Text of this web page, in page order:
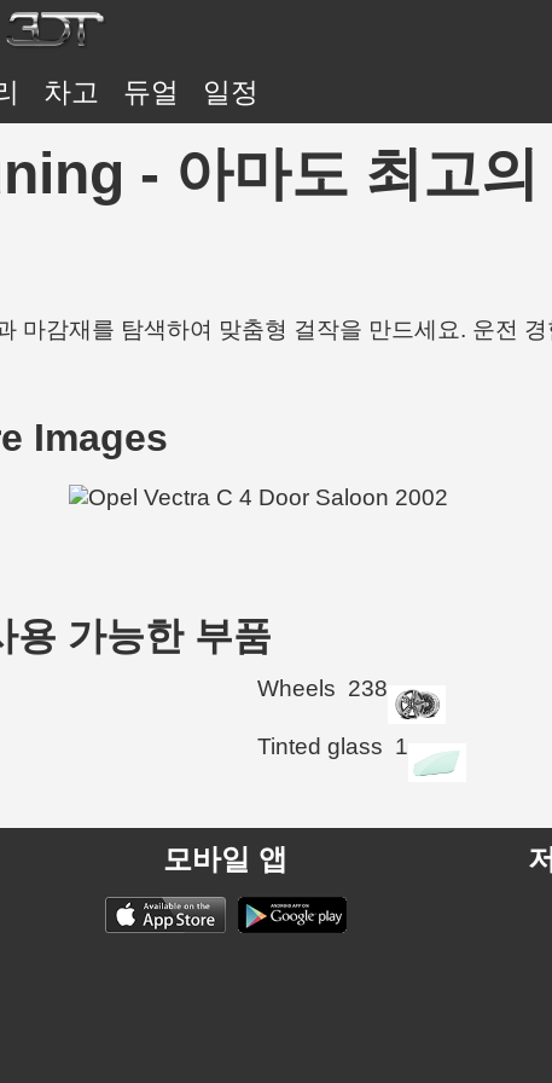
차고 듀얼 일정
- 아마도 최고의
마감재를 탐색하여 맞춤형 걸작을 만드세요. 운전
Images
가능한 부품
Wheels 238
Tinted glass 1
모바일 앱